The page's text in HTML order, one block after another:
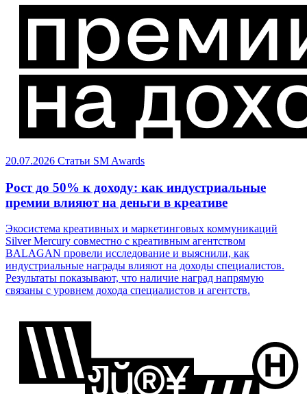
20.07.2026 Статьи SM Awards
Рост до 50% к доходу: как индустриальные
премии влияют на деньги в креативе
Экосистема креативных и маркетинговых коммуникаций
Silver Mercury совместно с креативным агентством
BALAGAN провели исследование и выяснили, как
индустриальные награды влияют на доходы специалистов.
Результаты показывают, что наличие наград напрямую
связаны с уровнем дохода специалистов и агентств.